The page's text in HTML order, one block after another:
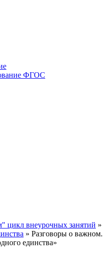
ФГОС
цикл внеурочных занятий »
» Разговоры о важном.
единства»